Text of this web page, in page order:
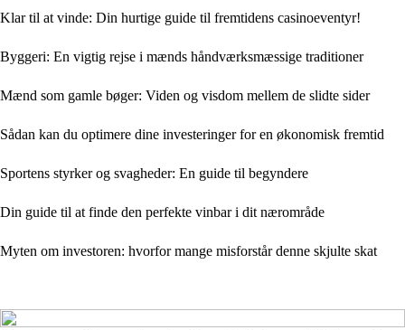
Klar til at vinde: Din hurtige guide til fremtidens casinoeventyr!
Byggeri: En vigtig rejse i mænds håndværksmæssige traditioner
Mænd som gamle bøger: Viden og visdom mellem de slidte sider
Sådan kan du optimere dine investeringer for en økonomisk fremtid
Sportens styrker og svagheder: En guide til begyndere
Din guide til at finde den perfekte vinbar i dit nærområde
Myten om investoren: hvorfor mange misforstår denne skjulte skat